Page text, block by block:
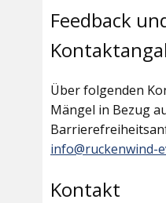
Feedback
Über folgenden
Mängel in Bezug
info@ruckenwind-
Kontakt